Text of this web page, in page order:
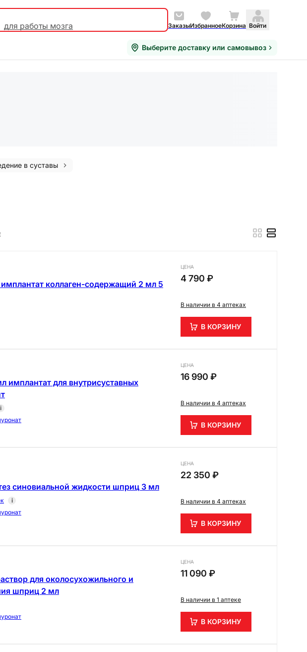
для работы мозга ЗаказыИзбранноеКорзина Войти
Выберите доставку или самовывоз
в суставы
коллаген-содержащий 2 мл 5
ЦЕНА
4 790 ₽
В наличии в 4 аптеках
В КОРЗИНУ
имплантат для внутрисуставных
i
ЦЕНА
16 990 ₽
В наличии в 4 аптеках
В КОРЗИНУ
синовиальной жидкости шприц 3 мл
i
ЦЕНА
22 350 ₽
В наличии в 4 аптеках
В КОРЗИНУ
для околосухожильного и
шприц 2 мл
ЦЕНА
11 090 ₽
В наличии в 1 аптеке
В КОРЗИНУ